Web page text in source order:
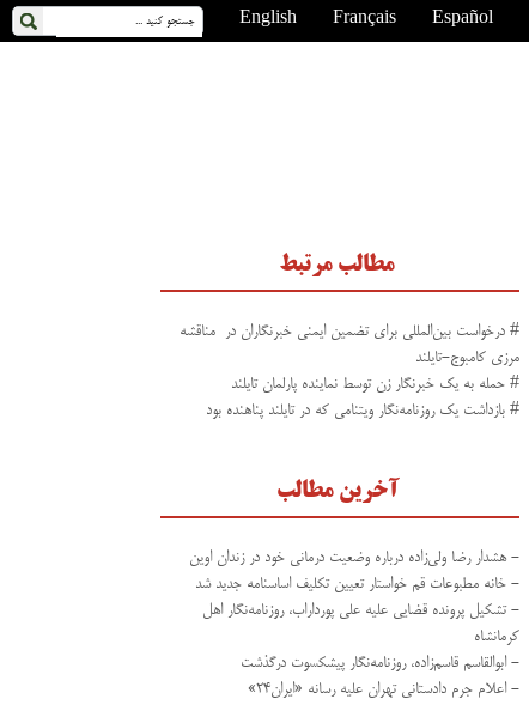
English Français Español
مطالب مرتبط
# درخواست بین‌المللی برای تضمین ایمنی خبرنگاران در مناقشه
مرزی کامبوج-تایلند
# حمله به یک خبرنگار زن توسط نماینده پارلمان تایلند
# بازداشت یک روزنامه‌نگار ویتنامی که در تایلند پناهنده بود
آخرین مطالب
- هشدار رضا ولی‌زاده درباره وضعیت درمانی خود در زندان اوین
- خانه مطبوعات قم خواستار تعیین تکلیف اساسنامه جدید شد
- تشکیل پرونده قضایی علیه علی پورداراب، روزنامه‌نگار اهل
کرمانشاه
- ابوالقاسم قاسم‌زاده، روزنامه‌نگار پیشکسوت درگذشت
- اعلام جرم دادستانی تهران علیه رسانه «ایران۲۴»